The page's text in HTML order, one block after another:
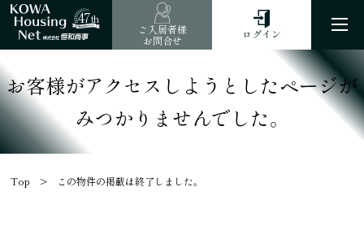
47th
ご入居者様
お問合せ
ログイン
お客様がアクセスしようとしたページが
みつかりませんでした。
Top この物件の掲載は終了しました。